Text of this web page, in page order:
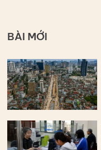
BÀI MỚI